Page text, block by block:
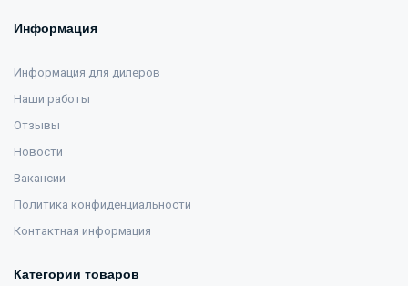
Информация
Информация для дилеров
Наши работы
Отзывы
Новости
Вакансии
Политика конфиденциальности
Контактная информация
Категории товаров